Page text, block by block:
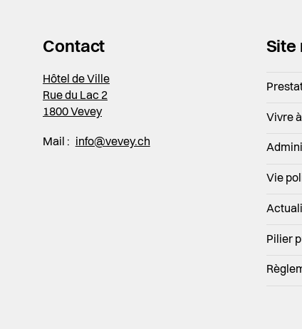
Contact
Hôtel de Ville
Rue du Lac 2
1800 Vevey
Mail : info@vevey.ch
Site
Vivre
Vie
Pilier